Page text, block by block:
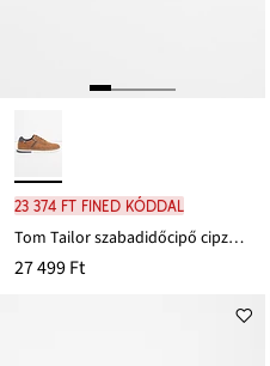
23 374 Ft FINED kóddal
Tom Tailor szabadidőcipő cipzárral
27 499 Ft